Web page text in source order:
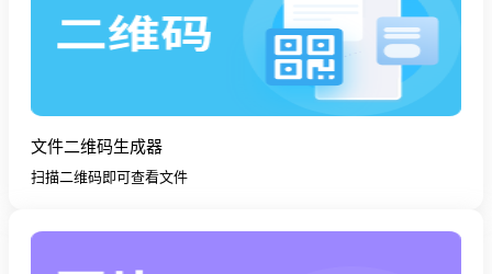
文件二维码生成器
扫描二维码即可查看文件